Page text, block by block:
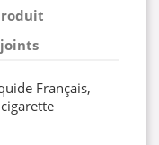
Français,